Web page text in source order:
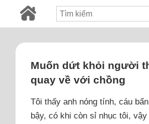
Muốn dứt khỏi người
quay về với chồng
Tôi thấy anh nóng tính, cáu
bậy, có khi còn sỉ nhục tôi,